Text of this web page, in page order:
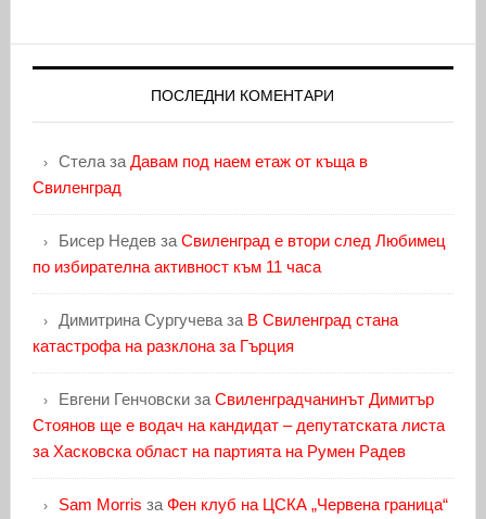
ПОСЛЕДНИ КОМЕНТАРИ
Стелаза Давам под наем етаж от къща в
Свиленград
Бисер Недевза Свиленград е втори след Любимец
по избирателна активност към 11 часа
Димитрина Сургучеваза В Свиленград стана
катастрофа на разклона за Гърция
Евгени Генчовскиза Свиленградчанинът Димитър
Стоянов ще е водач на кандидат – депутатската листа
за Хасковска област на партията на Румен Радев
Sam Morris за Фен клуб на ЦСКА „Червена граница“